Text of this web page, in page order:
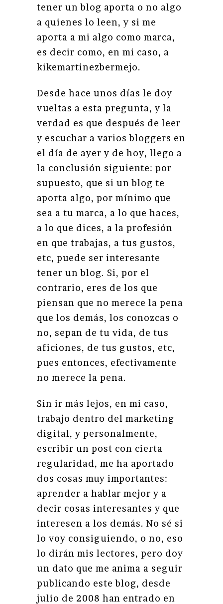
tener un blog aporta o no algo
a quienes lo leen, y si me
aporta a mi algo como marca,
es decir como, en mi caso, a
kikemartinezbermejo.
Desde hace unos días le doy
vueltas a esta pregunta, y la
verdad es que después de leer
y escuchar a varios bloggers en
el día de ayer y de hoy, llego a
la conclusión siguiente: por
supuesto, que si un blog te
aporta algo, por mínimo que
sea a tu marca, a lo que haces,
a lo que dices, a la profesión
en que trabajas, a tus gustos,
etc, puede ser interesante
tener un blog. Si, por el
contrario, eres de los que
piensan que no merece la pena
que los demás, los conozcas o
no, sepan de tu vida, de tus
aficiones, de tus gustos, etc,
pues entonces, efectivamente
no merece la pena.
Sin ir más lejos, en mi caso,
trabajo dentro del marketing
digital, y personalmente,
escribir un post con cierta
regularidad, me ha aportado
dos cosas muy importantes:
aprender a hablar mejor y a
decir cosas interesantes y que
interesen a los demás. No sé si
lo voy consiguiendo, o no, eso
lo dirán mis lectores, pero doy
un dato que me anima a seguir
publicando este blog, desde
julio de 2008 han entrado en